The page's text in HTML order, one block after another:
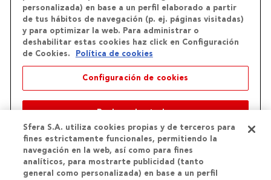
Sfera S.A. utiliza cookies propias y de terceros para
fines estrictamente funcionales, permitiendo la
navegación en la web, así como para fines
analíticos, para mostrarte publicidad (tanto
general como personalizada) en base a un perfil